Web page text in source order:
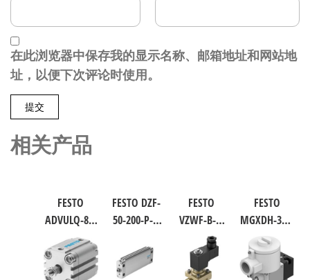
在此浏览器中保存我的显示名称、邮箱地址和网站地
址，以便下次评论时使用。
相关产品
FESTO
ADVULQ-80-
60-A-P-A 紧
凑型抗扭
气缸 行程
FESTO DZF-
50-200-P-A
缸 行程
200mm 缸
FESTO
VZWF-B-L-
M22C-G12-
135-1P4-10
力先导式
FESTO
MGXDH-3/2-
1.2-24DC-EX
工业自动
化零部件